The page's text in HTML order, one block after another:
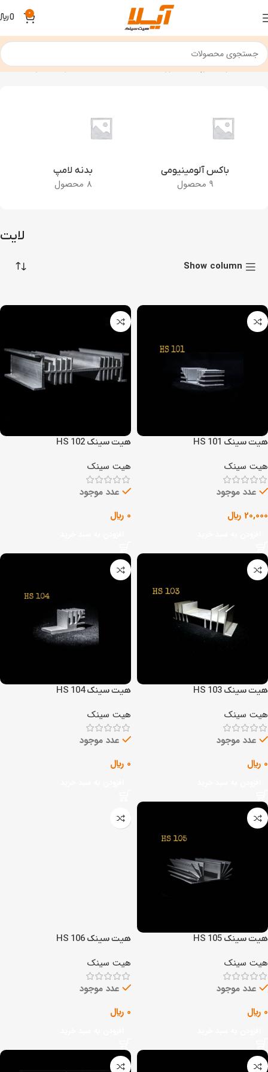
0
0
خانه محصولات برچسب خورده “لایت” نمایش 1–12 از 95 نتیجه
باکس آلومینیومی
9 محصول
بدنه لامپ
8 محصول
لایت
Show column
هیت سینک HS 101
هیت سینک
عدد موجود
20,000 ﷼
هیت سینک HS 102
هیت سینک
عدد موجود
0 ﷼
هیت سینک HS 103
هیت سینک
عدد موجود
0 ﷼
هیت سینک HS 104
هیت سینک
عدد موجود
0 ﷼
هیت سینک HS 105
هیت سینک
عدد موجود
0 ﷼
هیت سینک HS 106
هیت سینک
عدد موجود
0 ﷼